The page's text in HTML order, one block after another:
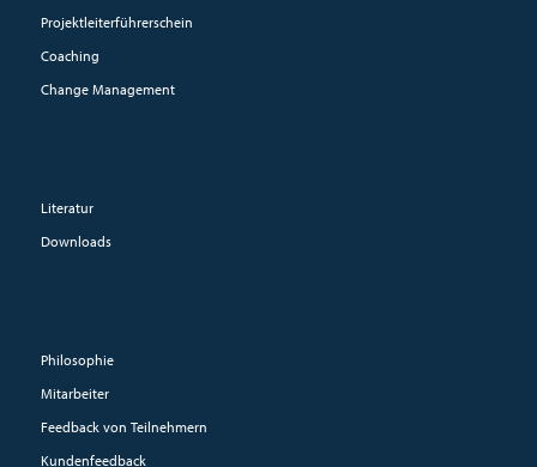
Projektleiterführerschein
Coaching
Change Management
Literatur
Downloads
Philosophie
Mitarbeiter
Feedback von Teilnehmern
Kundenfeedback